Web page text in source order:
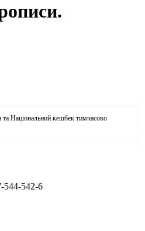
Національний кешбек тимчасово
544-542-6